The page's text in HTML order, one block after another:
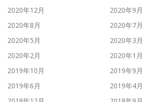
2020年12月
2020年9月
2020年8月
2020年7月
2020年5月
2020年3月
2020年2月
2020年1月
2019年10月
2019年9月
2019年6月
2019年4月